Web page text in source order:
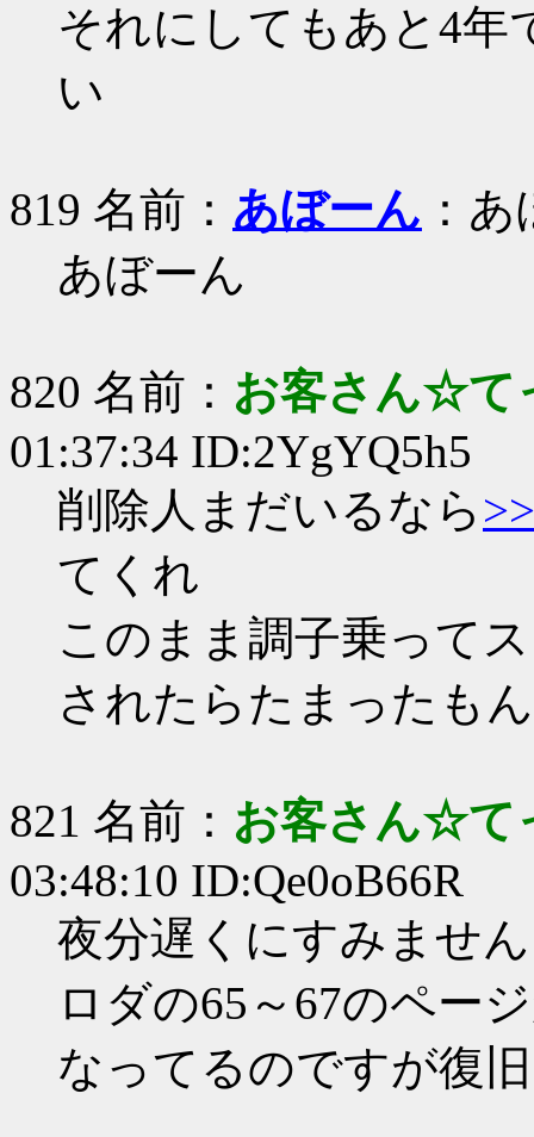
それにしてもあと4
い
819 名前： あぼーん ：
あぼーん
820 名前： お客さん☆て
01:37:34 ID:2YgYQ5h5
削除人まだいるなら
てくれ
このまま調子乗って
されたらたまったも
821 名前： お客さん☆て
03:48:10 ID:Qe0oB66R
夜分遅くにすみませ
ロダの65～67のペー
なってるのですが復